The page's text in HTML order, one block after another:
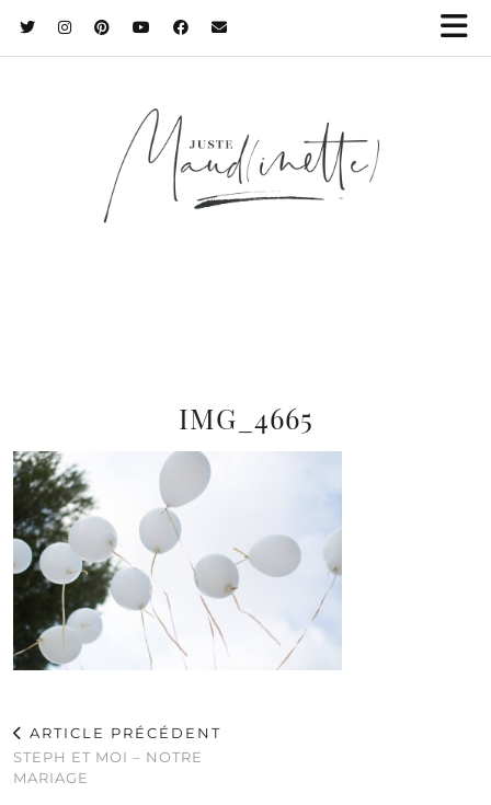
IMG_4665
ARTICLE PRÉCÉDENT
STEPH ET MOI – NOTRE
MARIAGE